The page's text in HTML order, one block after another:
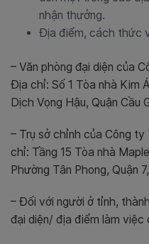
nhận thưởng.
Địa điểm, cách thức
– Văn phòng đại diện của
Địa chỉ: Số 1 Tòa nhà Kim
Dịch Vọng Hậu, Quận Cầu
– Trụ sở chỉnh của Công
chỉ: Tầng 15 Tòa nhà
Phường Tân Phong, Quận
– Đối với người ở tỉnh,
đại diện/ địa điểm làm